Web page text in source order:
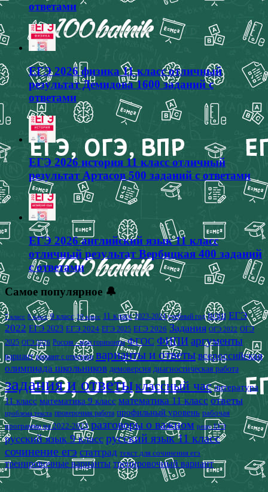
ответами
ЕГЭ 2026 физика 11 класс отличный
результат Демидова 1600 заданий с
ответами
ЕГЭ 2026 история 11 класс отличный
результат Артасов 500 заданий с ответами
ЕГЭ 2026 английский язык 11 класс
отличный результат Вербицкая 400 заданий
с ответами
Самое популярное 🔔
7 класс 8 класс 9 класс 10 класс 11 класс 2023-2024 учебный год ВОШ ЕГЭ
2022 ЕГЭ 2023 ЕГЭ 2024 ЕГЭ 2025 ЕГЭ 2026 Задания ОГЭ 2022 ОГЭ
2025 ОГЭ 2026 Россия - мои горизонты ФГОС ФИПИ аргументы
вариант вариант с ответами варианты и ответы всероссийская
олимпиада школьников демоверсия диагностическая работа
задания и ответыклассный час литература
11 класс математика 9 класс математика 11 класс ответы
проблема текста проверочная работа профильный уровень рабочая
программа на 2022-2023 разговоры о важном решу ЕГЭ
русский язык 9 класс русский язык 11 класс
сочинение егэ статград текст для сочинения егэ
тренировочные варианты тренировочный вариант